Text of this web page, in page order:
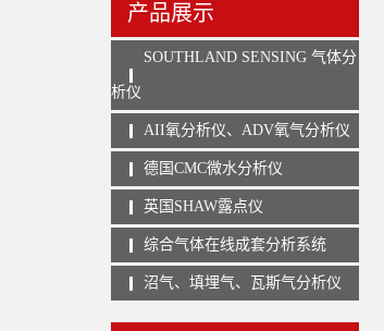
产品展示
SOUTHLAND SENSING 气体分
析仪
AII氧分析仪、ADV氧气分析仪
德国CMC微水分析仪
英国SHAW露点仪
综合气体在线成套分析系统
沼气、填埋气、瓦斯气分析仪